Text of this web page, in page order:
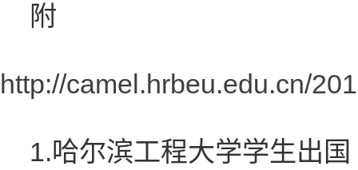
http://camel.hrbeu.edu.cn/
1.哈尔滨工程大学学生出